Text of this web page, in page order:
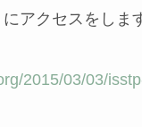
アクセスをしま
2015/03/03/